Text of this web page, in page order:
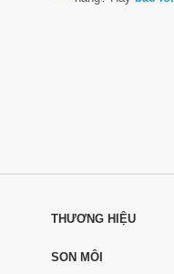
THƯƠNG HIỆU
SON MÔI